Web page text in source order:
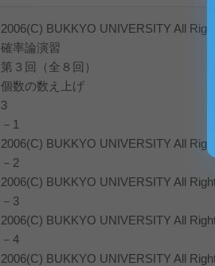
2006(C) BUKKYO UNIVERSITY All
確率論演習
第３回（全８回）
個数の数え上げ
3
－1
2006(C) BUKKYO UNIVERSITY All
－2
2006(C) BUKKYO UNIVERSITY All
－3
2006(C) BUKKYO UNIVERSITY All
－4
2006(C) BUKKYO UNIVERSITY All